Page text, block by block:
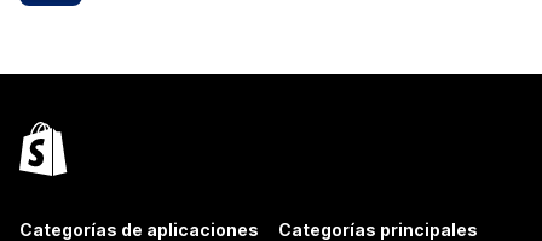
Categorías de aplicaciones Categorías principales